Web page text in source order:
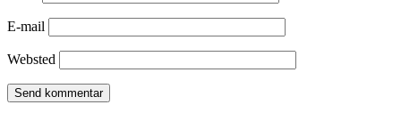
E-mail
Websted